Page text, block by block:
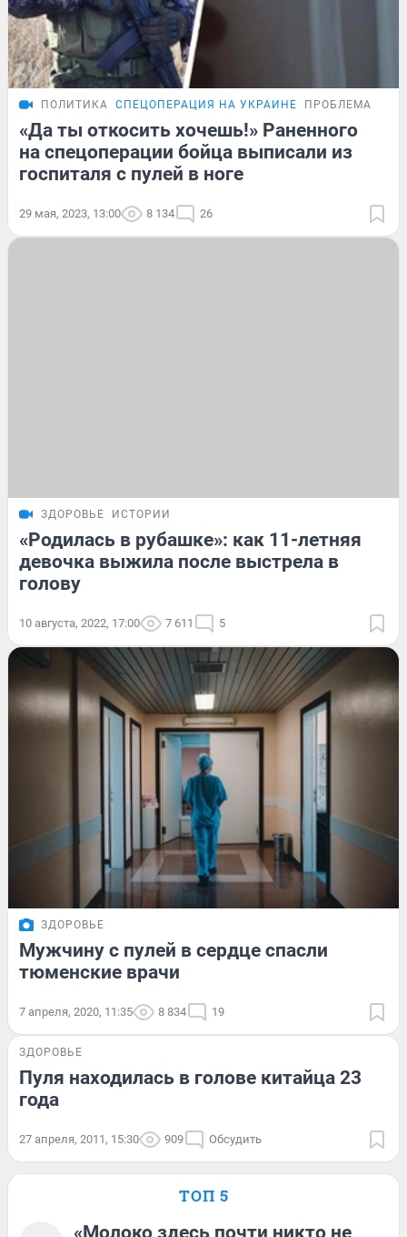
ПОЛИТИКА СПЕЦОПЕРАЦИЯ НА УКРАИНЕ ПРОБЛЕМА
«Да ты откосить хочешь!» Раненного
на спецоперации бойца выписали из
госпиталя с пулей в ноге
29 мая, 2023, 13:00 8 134 26
ЗДОРОВЬЕ ИСТОРИИ
«Родилась в рубашке»: как 11-летняя
девочка выжила после выстрела в
голову
10 августа, 2022, 17:00 7 611 5
ЗДОРОВЬЕ
Мужчину с пулей в сердце спасли
тюменские врачи
7 апреля, 2020, 11:35 8 834 19
ЗДОРОВЬЕ
Пуля находилась в голове китайца 23
года
27 апреля, 2011, 15:30 909 Обсудить
ТОП 5
«Молоко здесь почти никто не